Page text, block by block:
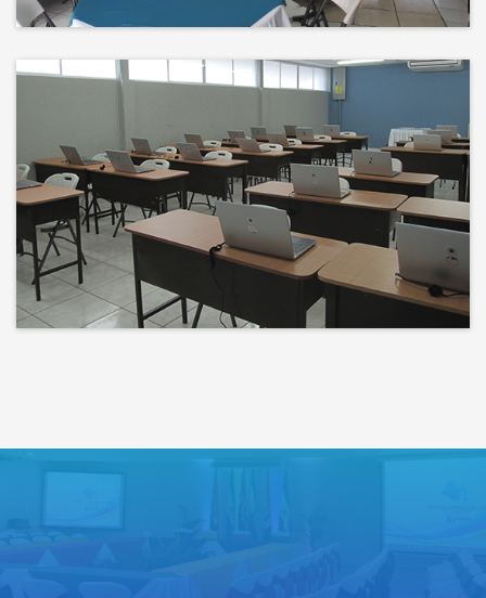
Bienvenidos a un espacio donde
las ideas cobran voz y el
conocimiento se comparte
todos tus mañanas